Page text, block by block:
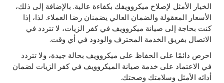
الخيار الأمثل لإصلاح ميكروويفك بكفاءة عالية. بالإضافة إلى ذلك،
الأسعار المعقولة والضمان العالي يضمنان رضا العملاء. لذا، إذا
كنت بحاجة إلى صيانة ميكروويف في كفر الزيات، لا تتردد في
الاتصال بفريق الخدمة المحترف والودود في أي وقت.
احرص دائمًا على الحفاظ على ميكروويف بحالة جيدة، ولا تتردد
في الاعتماد على خدمة صيانة الميكروويف في كفر الزيات لضمان
أدائه الأمثل وسلامتك وصحتك.